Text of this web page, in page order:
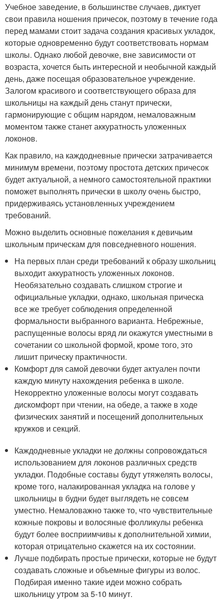
Учебное заведение, в большинстве случаев, диктует
свои правила ношения причесок, поэтому в течение года
перед мамами стоит задача создания красивых укладок,
которые одновременно будут соответствовать нормам
школы. Однако любой девочке, вне зависимости от
возраста, хочется быть интересной и необычной каждый
день, даже посещая образовательное учреждение.
Залогом красивого и соответствующего образа для
школьницы на каждый день станут прически,
гармонирующие с общим нарядом, немаловажным
моментом также станет аккуратность уложенных
локонов.
Как правило, на каждодневные прически затрачивается
минимум времени, поэтому простота детских причесок
будет актуальной, а немного самостоятельной практики
поможет выполнять прически в школу очень быстро,
придерживаясь установленных учреждением
требований.
Можно выделить основные пожелания к девичьим
школьным прическам для повседневного ношения.
На первых план среди требований к образу школьниц
выходит аккуратность уложенных локонов.
Необязательно создавать слишком строгие и
официальные укладки, однако, школьная прическа
все же требует соблюдения определенной
формальности выбранного варианта. Небрежные,
распущенные волосы вряд ли окажутся уместными в
сочетании со школьной формой, кроме того, это
лишит прическу практичности.
Комфорт для самой девочки будет актуален почти
каждую минуту нахождения ребенка в школе.
Некорректно уложенные волосы могут создавать
дискомфорт при чтении, на обеде, а также в ходе
физических занятий и посещений дополнительных
кружков и секций.
Каждодневные укладки не должны сопровождаться
использованием для локонов различных средств
укладки. Подобные составы будут утяжелять волосы,
кроме того, налакированная укладка на голове у
школьницы в будни будет выглядеть не совсем
уместно. Немаловажно также то, что чувствительные
кожные покровы и волосяные фолликулы ребенка
будут более восприимчивы к дополнительной химии,
которая отрицательно скажется на их состоянии.
Лучше подбирать простые прически, которые не будут
создавать сложные и объемные фигуры из волос.
Подбирая именно такие идеи можно собрать
школьницу утром за 5-10 минут.